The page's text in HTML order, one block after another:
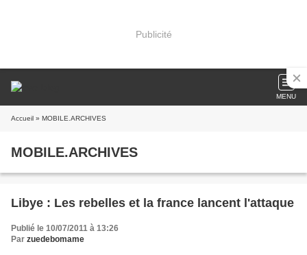
Publicité
MENU
Accueil » MOBILE.ARCHIVES
MOBILE.ARCHIVES
Libye : Les rebelles et la france lancent l'attaque
Publié le 10/07/2011 à 13:26
Par zuedebomame